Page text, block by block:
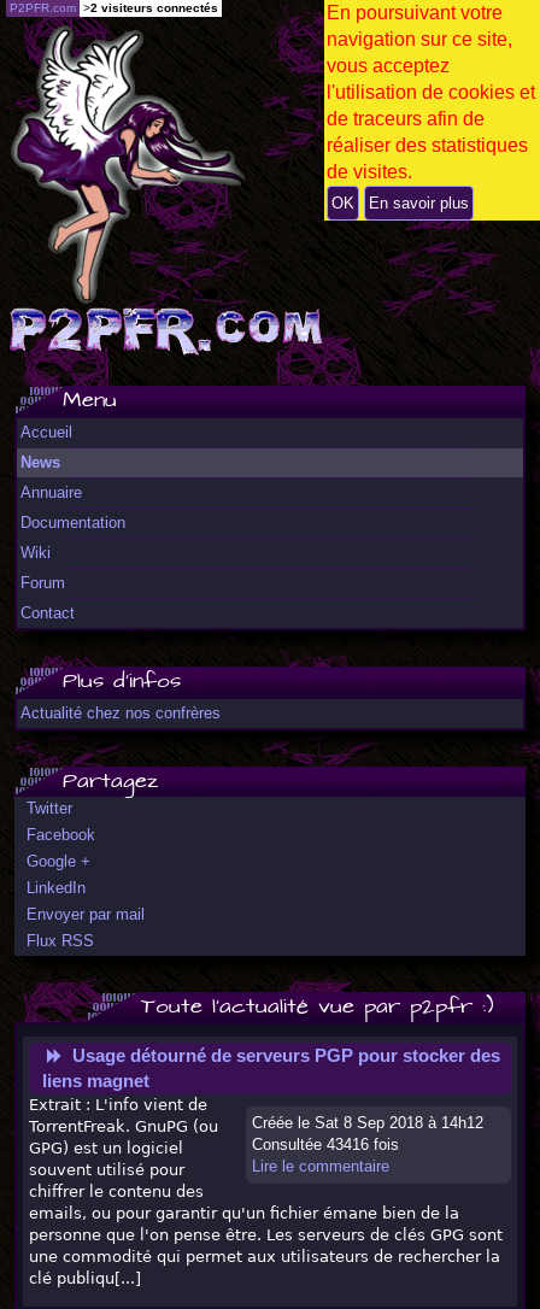
Menu
Accueil
News
Annuaire
Documentation
Wiki
Forum
Contact
Plus d'infos
Actualité chez nos confrères
Partagez
Twitter
Facebook
Google +
LinkedIn
Envoyer par mail
Flux RSS
Toute l'actualité vue par p2pfr :)
Usage détourné de serveurs PGP pour stocker des
liens magnet
Créée le Sat 8 Sep 2018 à 14h12
Consultée 43416 fois
Lire le commentaire
Extrait : L'info vient de
TorrentFreak. GnuPG (ou
GPG) est un logiciel
souvent utilisé pour
chiffrer le contenu des
emails, ou pour garantir qu'un fichier émane bien de la
personne que l'on pense être. Les serveurs de clés GPG sont
une commodité qui permet aux utilisateurs de rechercher la
clé publiqu[...]
P2PFR.com >2 visiteurs connectés
En poursuivant votre
navigation sur ce site,
vous acceptez
l'utilisation de cookies et
de traceurs afin de
réaliser des statistiques
de visites.
OK En savoir plus